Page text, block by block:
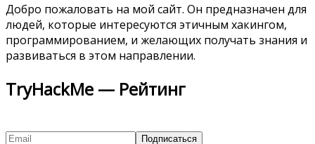
Добро пожаловать на мой сайт. Он предназначен для
людей, которые интересуются этичным хакингом,
программированием, и желающих получать знания и
развиваться в этом направлении.
TryHackMe — Рейтинг